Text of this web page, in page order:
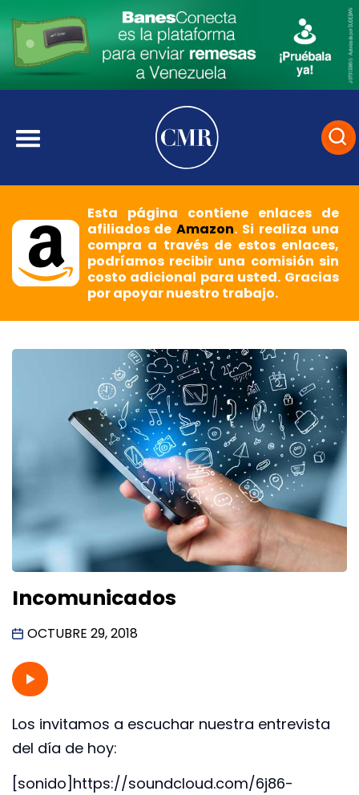
Esta página contiene enlaces de
afiliados deAmazon. Si realiza una
compra a través de estos enlaces,
podríamos recibir una comisión sin
costo adicional para usted. Gracias
por apoyar nuestro trabajo.
Incomunicados
OCTUBRE 29, 2018
Los invitamos a escuchar nuestra entrevista
del día de hoy:
[sonido]https://soundcloud.com/6j86-